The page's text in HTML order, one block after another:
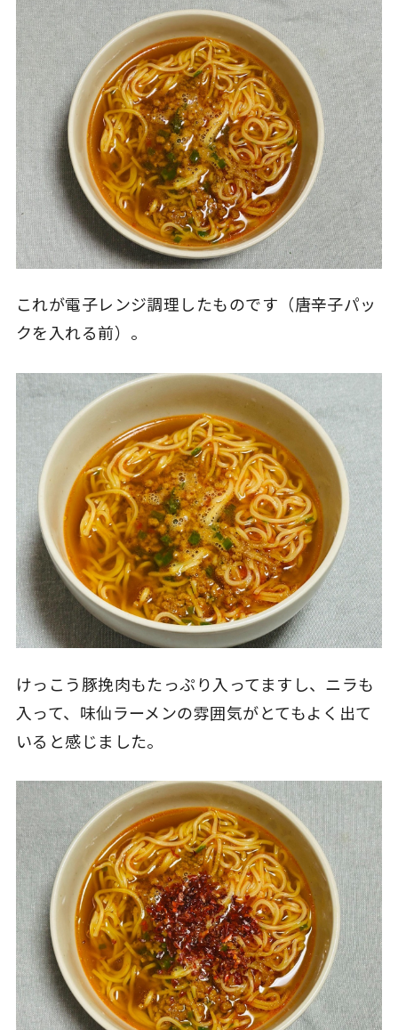
これが電子レンジ調理したものです（唐辛子パッ
クを入れる前）。
けっこう豚挽肉もたっぷり入ってますし、ニラも
入って、味仙ラーメンの雰囲気がとてもよく出て
いると感じました。